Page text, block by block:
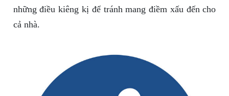
những điều kiêng kị để tránh mang điềm xấu đến cho
cả nhà.